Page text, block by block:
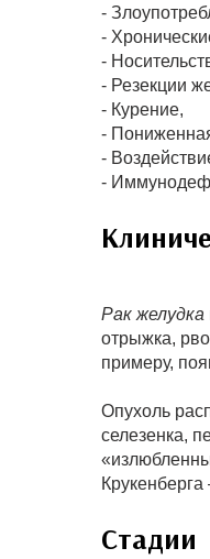
-
-
-
- Резекции
- Курение,
-
-
-
Рак желудка
отрыжка,
примеру,
Опухоль
селезенка,
Стадии